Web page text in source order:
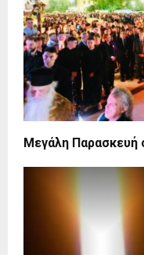
Μεγάλη Παρασκευή